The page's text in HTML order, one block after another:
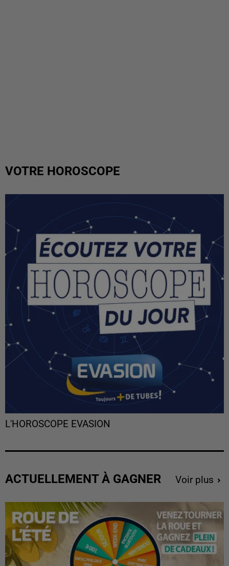
VOTRE HOROSCOPE
L'HOROSCOPE EVASION
ACTUELLEMENT À GAGNER Voir plus